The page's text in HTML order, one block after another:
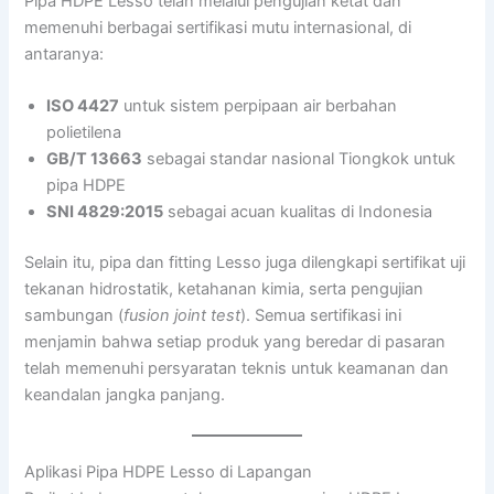
memenuhi berbagai sertifikasi mutu internasional, di
antaranya:
ISO 4427 untuk sistem perpipaan air berbahan
polietilena
GB/T 13663 sebagai standar nasional Tiongkok untuk
pipa HDPE
SNI 4829:2015 sebagai acuan kualitas di Indonesia
Selain itu, pipa dan fitting Lesso juga dilengkapi sertifikat uji
tekanan hidrostatik, ketahanan kimia, serta pengujian
sambungan (fusion joint test). Semua sertifikasi ini
menjamin bahwa setiap produk yang beredar di pasaran
telah memenuhi persyaratan teknis untuk keamanan dan
keandalan jangka panjang.
Aplikasi Pipa HDPE Lesso di Lapangan